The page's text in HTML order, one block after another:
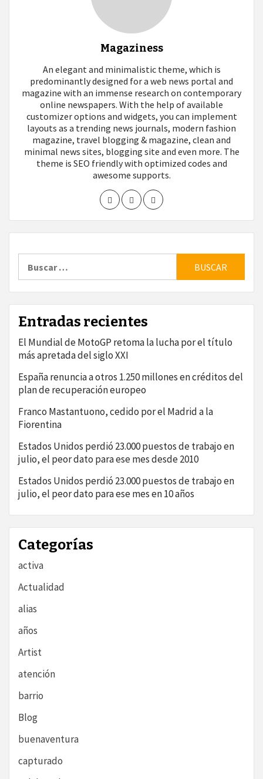
Magaziness
An elegant and minimalistic theme, which is
predominantly designed for a web news portal and
magazine with an immense research on contemporary
online newspapers. With the help of available
customizer options and widgets, you can implement
layouts as a trending news journals, modern fashion
magazine, travel blogging & magazine, clean and
minimal news sites, blogging site and even more. The
theme is SEO friendly with optimized codes and
awesome supports.
Entradas recientes
El Mundial de MotoGP retoma la lucha por el título
más apretada del siglo XXI
España renuncia a otros 1.250 millones en créditos del
plan de recuperación europeo
Franco Mastantuono, cedido por el Madrid a la
Fiorentina
Estados Unidos perdió 23.000 puestos de trabajo en
julio, el peor dato para ese mes desde 2010
Estados Unidos perdió 23.000 puestos de trabajo en
julio, el peor dato para ese mes en 10 años
Categorías
activa
Actualidad
alias
años
Artist
atención
barrio
Blog
buenaventura
capturado